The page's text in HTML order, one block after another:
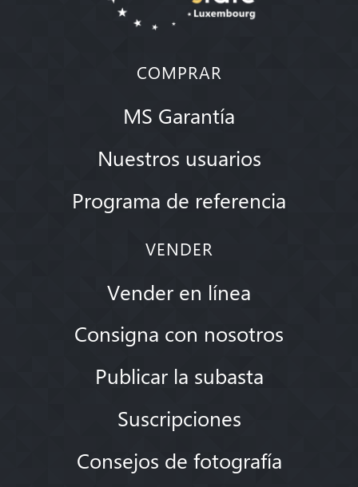
COMPRAR
MS Garantía
Nuestros usuarios
Programa de referencia
VENDER
Vender en línea
Consigna con nosotros
Publicar la subasta
Suscripciones
Consejos de fotografía